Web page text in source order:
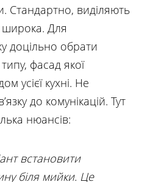
Стандартно, виділяють
широка. Для
доцільно обрати
фасад якої
усієї кухні. Не
до комунікацій. Тут
нюансів:
встановити
біля мийки. Це